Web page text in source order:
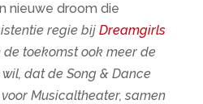
nieuwe droom die
regie bij Dreamgirls
toekomst ook meer de
dat de Song & Dance
Musicaltheater, samen